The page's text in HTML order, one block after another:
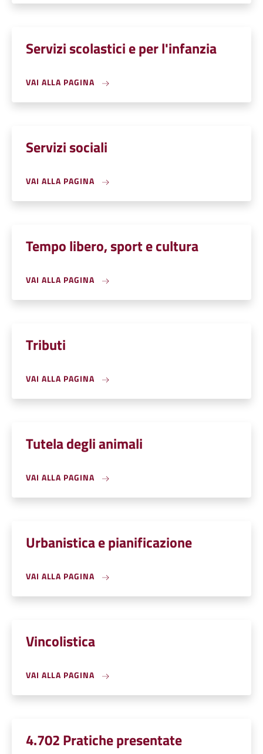
Servizi scolastici e per l'infanzia
VAI ALLA PAGINA
Servizi sociali
VAI ALLA PAGINA
Tempo libero, sport e cultura
VAI ALLA PAGINA
Tributi
VAI ALLA PAGINA
Tutela degli animali
VAI ALLA PAGINA
Urbanistica e pianificazione
VAI ALLA PAGINA
Vincolistica
VAI ALLA PAGINA
4.702 Pratiche presentate